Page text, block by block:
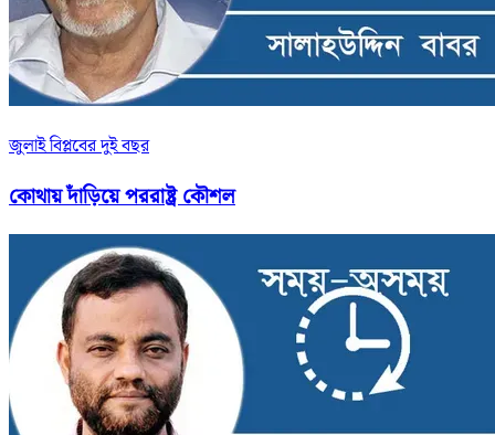
জুলাই বিপ্লবের দুই বছর
কোথায় দাঁড়িয়ে পররাষ্ট্র কৌশল